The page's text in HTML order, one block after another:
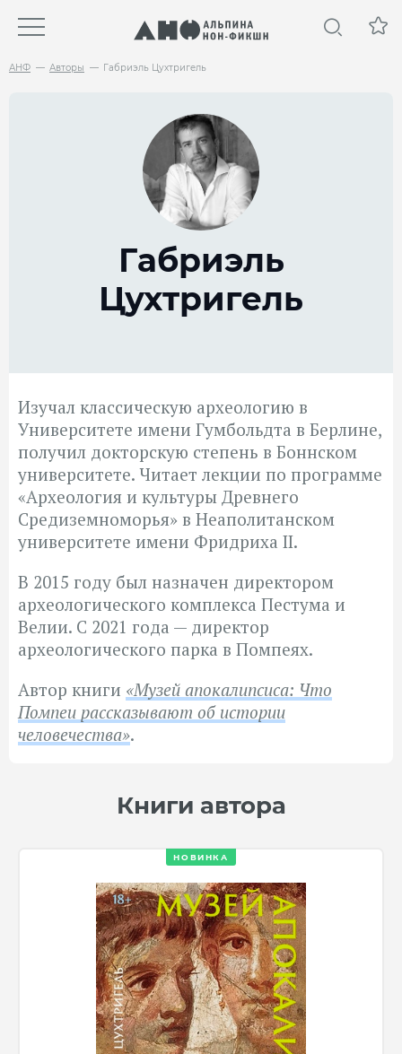
АНФ Авторы Габриэль Цухтригель
Габриэль
Цухтригель
Изучал классическую археологию в
Университете имени Гумбольдта в Берлине,
получил докторскую степень в Боннском
университете. Читает лекции по программе
«Археология и культуры Древнего
Средиземноморья» в Неаполитанском
университете имени Фридриха II.
В 2015 году был назначен директором
археологического комплекса Пестума и
Велии. С 2021 года — директор
археологического парка в Помпеях.
Автор книги «Музей апокалипсиса: Что
Помпеи рассказывают об истории
человечества».
Книги автора
НОВИНКА